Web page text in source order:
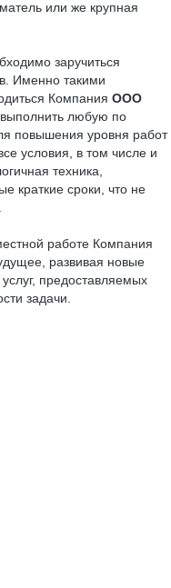
или же крупная
заручиться
Именно такими
Компания ООО
любую по
повышения уровня работ
условия, в том числе и
техника,
краткие сроки, что не
работе Компания
развивая новые
предоставляемых
задачи.